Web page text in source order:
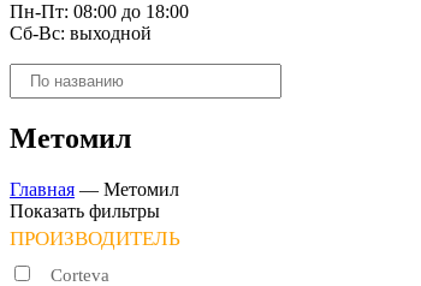
Пн-Пт: 08:00 до 18:00
Сб-Вс: выходной
Поиск
товаров
Метомил
Главная — Метомил
Показать фильтры
ПРОИЗВОДИТЕЛЬ
Corteva